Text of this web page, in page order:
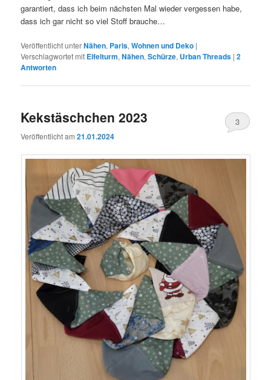
garantiert, dass ich beim nächsten Mal wieder vergessen habe,
dass ich gar nicht so viel Stoff brauche…
Veröffentlicht unterNähen, Paris,Wohnen und Deko |
Verschlagwortet mit Eifelturm,Nähen,Schürze, Urban Threads |2
Antworten
Kekstäschchen 2023
Veröffentlicht am21.01.2024
3